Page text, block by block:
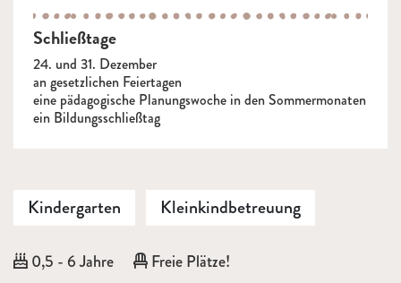
Schließtage
24. und 31. Dezember
an gesetzlichen Feiertagen
eine pädagogische Planungswoche in den Sommermonaten
ein Bildungsschließtag
Kindergarten Kleinkindbetreuung
Alter:
0,5 - 6 Jahre Freie Plätze!